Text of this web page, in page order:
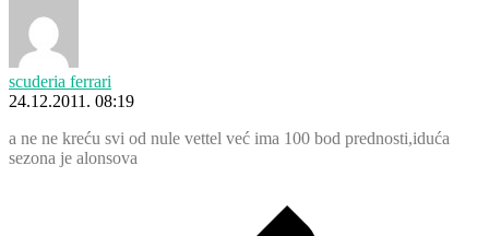
scuderia ferrari
24.12.2011. 08:19
a ne ne kreću svi od nule vettel već ima 100 bod prednosti,iduća
sezona je alonsova